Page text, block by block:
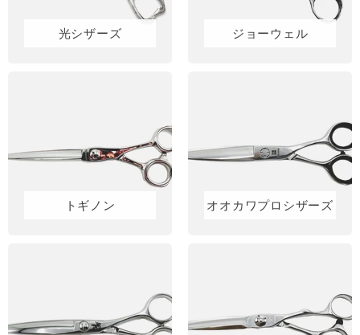
光シザーズ ジョーウェル
トギノン オオカワプロシザーズ